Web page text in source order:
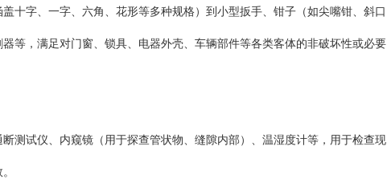
十字、一字、六角、花形等多种规格）到小型扳手、钳子（如尖嘴钳、斜口
等，满足对门窗、锁具、电器外壳、车辆部件等各类客体的非破坏性或必要
测试仪、内窥镜（用于探查管状物、缝隙内部）、温湿度计等，用于检查现